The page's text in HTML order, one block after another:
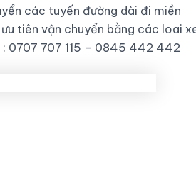
các tuyến đường dài đi miền
tiên vận chuyển bằng các loai
0707 707 115 – 0845 442 442